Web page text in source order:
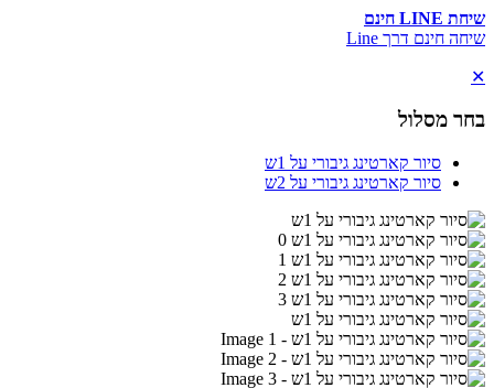
שיחת LINE חינם
שיחה חינם דרך Line
✕
בחר מסלול
סיור קארטינג גיבורי על 1ש
סיור קארטינג גיבורי על 2ש